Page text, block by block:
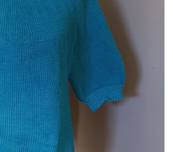
zomer
gewoon
open!!